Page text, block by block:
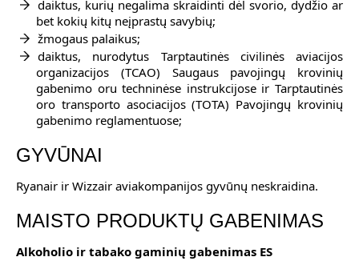
daiktus, kurių negalima skraidinti dėl svorio, dydžio ar
bet kokių kitų neįprastų savybių;
žmogaus palaikus;
daiktus, nurodytus Tarptautinės civilinės aviacijos
organizacijos (TCAO) Saugaus pavojingų krovinių
gabenimo oru techninėse instrukcijose ir Tarptautinės
oro transporto asociacijos (TOTA) Pavojingų krovinių
gabenimo reglamentuose;
GYVŪNAI
Ryanair ir Wizzair aviakompanijos gyvūnų neskraidina.
MAISTO PRODUKTŲ GABENIMAS
Alkoholio ir tabako gaminių gabenimas ES